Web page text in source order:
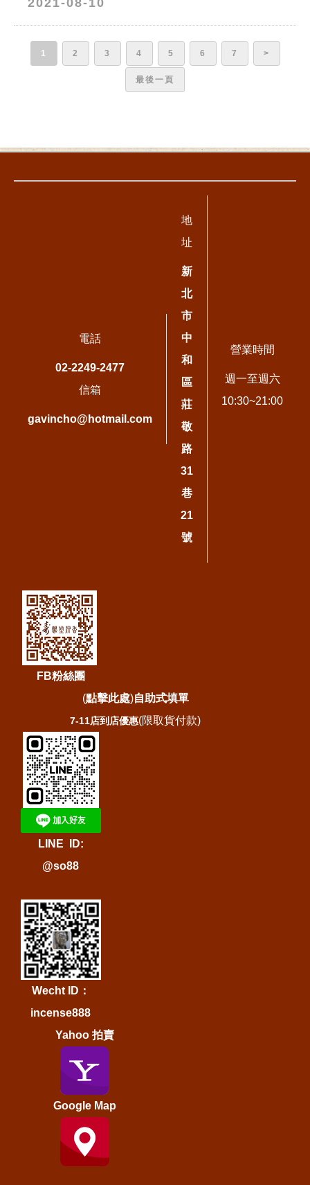
2021-08-10
1 2 3 4 5 6 7 >
最後一頁
電話
02-2249-2477
信箱
gavincho@hotmail.com
地
址
新
北
市
中
和
區
莊
敬
路
31
巷
21
號
營業時間
週一至週六
10:30~21:00
FB粉絲團
(點擊此處)自助式填單
7-11店到店優惠(限取貨付款)
LINE ID:
@so88
Wecht ID：
incense888
Yahoo 拍賣
Google Map